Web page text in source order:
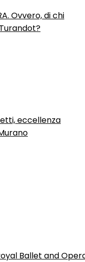
Ovvero, di chi
eccellenza
Ballet and